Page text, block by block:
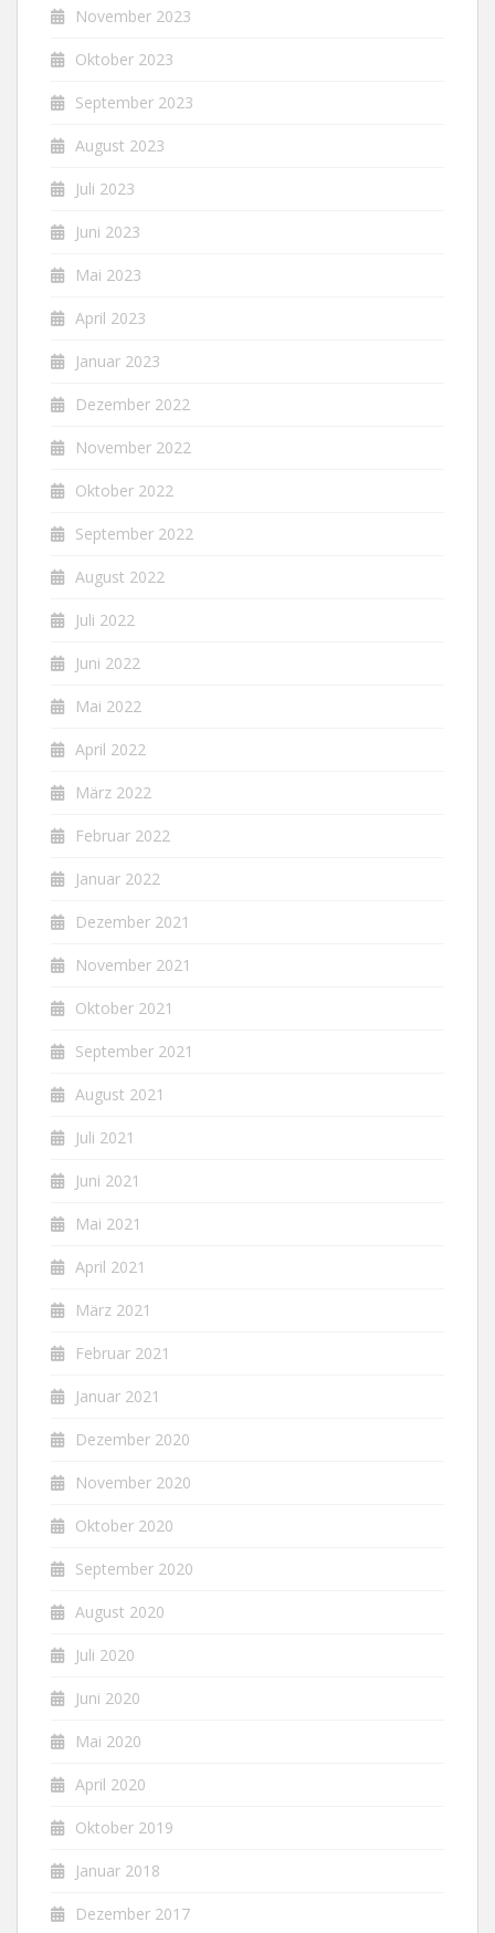
November 2023
Oktober 2023
September 2023
August 2023
Juli 2023
Juni 2023
Mai 2023
April 2023
Januar 2023
Dezember 2022
November 2022
Oktober 2022
September 2022
August 2022
Juli 2022
Juni 2022
Mai 2022
April 2022
März 2022
Februar 2022
Januar 2022
Dezember 2021
November 2021
Oktober 2021
September 2021
August 2021
Juli 2021
Juni 2021
Mai 2021
April 2021
März 2021
Februar 2021
Januar 2021
Dezember 2020
November 2020
Oktober 2020
September 2020
August 2020
Juli 2020
Juni 2020
Mai 2020
April 2020
Oktober 2019
Januar 2018
Dezember 2017